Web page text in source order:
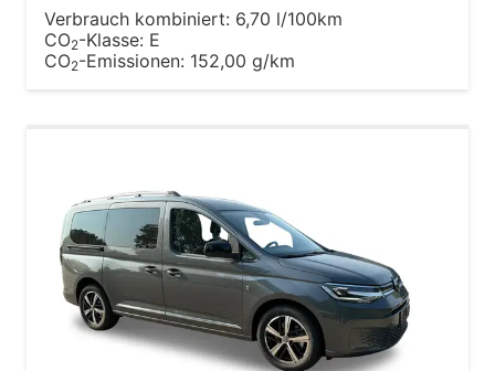
Verbrauch kombiniert: 6,70 l/100km
CO2-Klasse: E
CO2-Emissionen: 152,00 g/km